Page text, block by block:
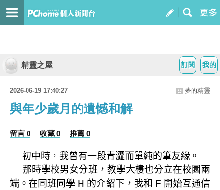
我的
訂閱
精靈之屋
2026-06-19 17:40:27 夢的精靈
與年少歲月的遺憾和解
留言 0 收藏 0 推薦 0
初中時，我曾有一段青澀而單純的筆友緣。
那時學校男女分班，教學大樓也分立在校園兩
端。在同班同學 H 的介紹下，我和 F 開始互通信